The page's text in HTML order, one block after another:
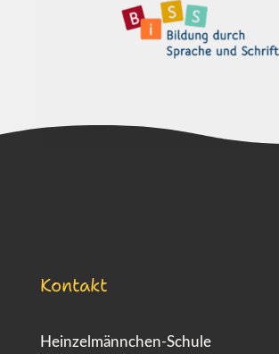
Kontakt
Heinzelmännchen-Schule